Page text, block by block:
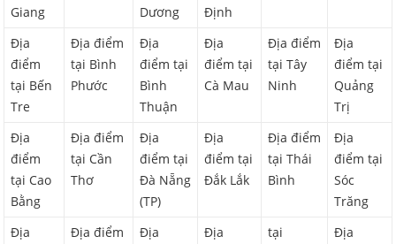
Giang
Dương
Định
Địa
điểm
tại Bến
Tre
Địa điểm
tại Bình
Phước
Địa
điểm tại
Bình
Thuận
Địa
điểm tại
Cà Mau
Địa điểm
tại Tây
Ninh
Địa
điểm tại
Quảng
Trị
Địa
điểm
tại Cao
Bằng
Địa điểm
tại Cần
Thơ
Địa
điểm tại
Đà Nẵng
(TP)
Địa
điểm tại
Đắk Lắk
Địa điểm
tại Thái
Bình
Địa
điểm tại
Sóc
Trăng
Địa
Địa điểm
Địa
Địa
tại
Địa